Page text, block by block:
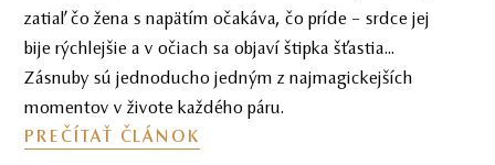
zatiaľ čo žena s napätím očakáva, čo príde – srdce jej
bije rýchlejšie a v očiach sa objaví štipka šťastia...
Zásnuby sú jednoducho jedným z najmagickejších
momentov v živote každého páru.
PREČÍTAŤ ČLÁNOK